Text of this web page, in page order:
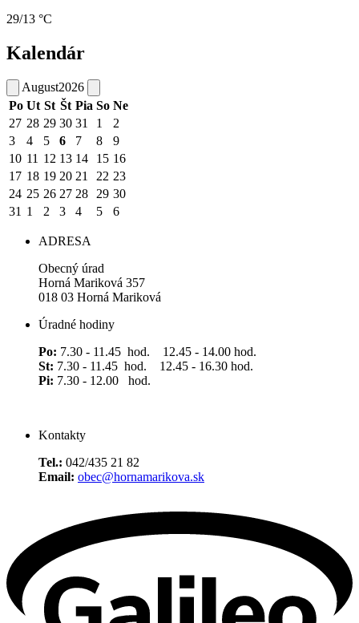
29/13 °C
Kalendár
August2026
Po Ut St Št Pia So Ne
27 28 29 30 31 1
2
3
4 5 6 7 8
9
10 11 12 13 14 15 16
17 18 19 20 21 22 23
24 25 26 27 28 29 30
31 1 2 3 4 5 6
ADRESA
Obecný úrad
Horná Mariková 357
018 03 Horná Mariková
Úradné hodiny
Po: 7.30 - 11.45 hod. 12.45 - 14.00 hod.
St: 7.30 - 11.45 hod. 12.45 - 16.30 hod.
Pi: 7.30 - 12.00 hod.
Kontakty
Tel.: 042/435 21 82
Email: obec@hornamarikova.sk